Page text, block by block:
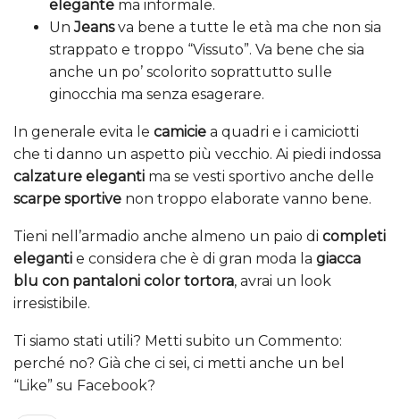
elegante ma informale.
UnJeansva bene a tutte le età ma che non sia
strappato e troppo “Vissuto”. Va bene che sia
anche un po’ scolorito soprattutto sulle
ginocchia ma senza esagerare.
In generale evita le camicie a quadri e i camiciotti
che ti danno un aspetto più vecchio. Ai piedi indossa
calzature eleganti ma se vesti sportivo anche delle
scarpe sportive non troppo elaborate vanno bene.
Tieni nell’armadio anche almeno un paio di completi
eleganti e considera che è di gran moda la giacca
blu con pantaloni color tortora, avrai un look
irresistibile.
Ti siamo stati utili? Metti subito un Commento:
perché no? Già che ci sei, ci metti anche un bel
“Like” su Facebook?